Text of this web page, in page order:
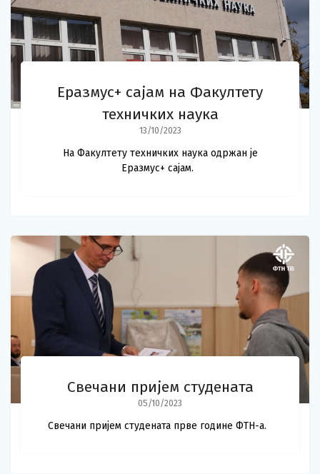
Еразмус+ сајам на Факултету
техничких наука
13/10/2023
На Факултету техничких наука одржан је
Еразмус+ сајам.
Свечани пријем студената
05/10/2023
Свечани пријем студената прве године ФТН-а.